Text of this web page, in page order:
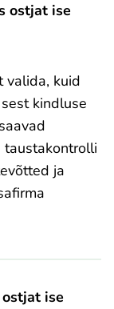
ostjat ise
valida, kuid
kindluse
taustakontrolli
ja
ise